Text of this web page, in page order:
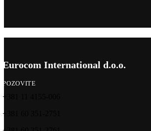
Eurocom International d.o.o.
POZOVITE
+381 11 4155-006
+381 60 351-2751